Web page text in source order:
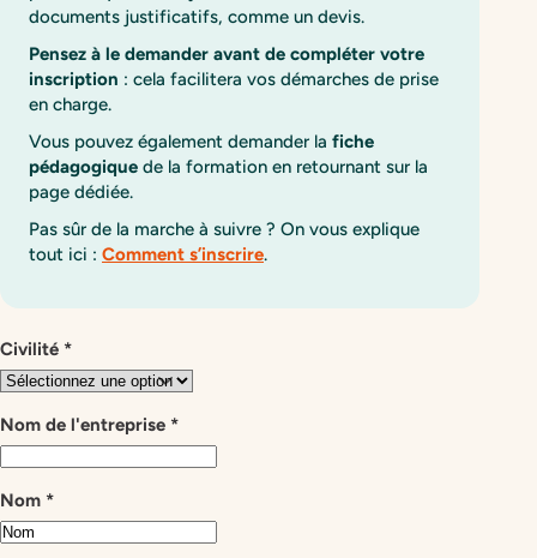
documents justificatifs, comme un devis.
Pensez à le demander avant de compléter votre
inscription : cela facilitera vos démarches de prise
en charge.
Vous pouvez également demander la fiche
pédagogique de la formation en retournant sur la
page dédiée.
Pas sûr de la marche à suivre ? On vous explique
tout ici : Comment s’inscrire.
[Formation]
-
Demande
de
devis
Civilité *
Nom de l'entreprise *
Nom *